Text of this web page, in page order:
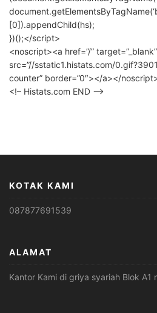
[0]).appendChild(hs);
})();</script>
<noscript><a href=”/”
src=”//sstatic1.histats.com/
counter” border=”0″></a></
<!– Histats.com END –>
KOTAK KAMI
087877691539
ALAMAT
Kantor Kami di griya syariah Blok A1